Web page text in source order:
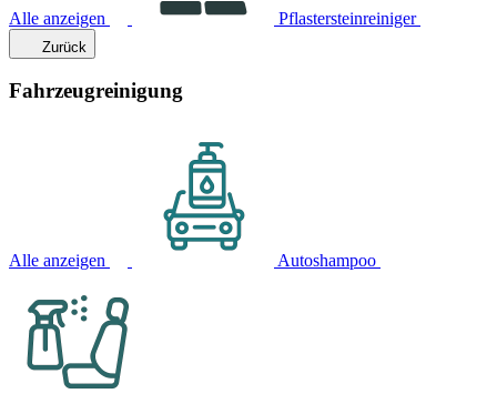
Alle anzeigen Pflastersteinreiniger
Zurück
Fahrzeugreinigung
Alle anzeigen Autoshampoo